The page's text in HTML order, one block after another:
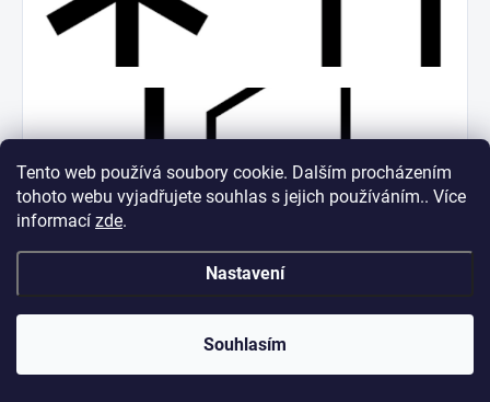
Tento web používá soubory cookie. Dalším procházením
tohoto webu vyjadřujete souhlas s jejich používáním.. Více
informací zde.
Nastavení
Souhlasím